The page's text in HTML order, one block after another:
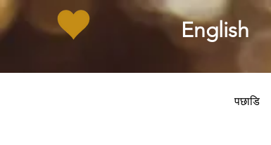
English
पछाडि